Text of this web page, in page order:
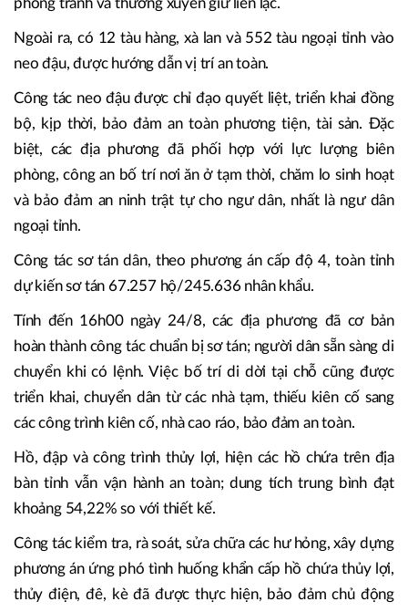
đến nay, 8.705 phương tiện/24.072 lao động đã được
đưa vào neo đậu an toàn tại các bến.
Còn lại 20 phương tiện/126 lao động đang hoạt động
ngoài khơi nhưng đều đã nắm chắc thông tin, chủ động
phòng tránh và thường xuyên giữ liên lạc.
Ngoài ra, có 12 tàu hàng, xà lan và 552 tàu ngoại tỉnh vào
neo đậu, được hướng dẫn vị trí an toàn.
Công tác neo đậu được chỉ đạo quyết liệt, triển khai đồng
biệt, các địa phương đã phối hợp với lực lượng biên
phòng, công an bố trí nơi ăn ở tạm thời, chăm lo sinh hoạt
và bảo đảm an ninh trật tự cho ngư dân, nhất là ngư dân
ngoại tỉnh.
Công tác sơ tán dân, theo phương án cấp độ 4, toàn tỉnh
dự kiến sơ tán 67.257 hộ/245.636 nhân khẩu.
hoàn thành công tác chuẩn bị sơ tán; người dân sẵn sàng di
chuyển khi có lệnh. Việc bố trí di dời tại chỗ cũng được
triển khai, chuyển dân từ các nhà tạm, thiếu kiên cố sang
các công trình kiên cố, nhà cao ráo, bảo đảm an toàn.
Hồ, đập và công trình thủy lợi, hiện các hồ chứa trên địa
bàn tỉnh vẫn vận hành an toàn; dung tích trung bình đạt